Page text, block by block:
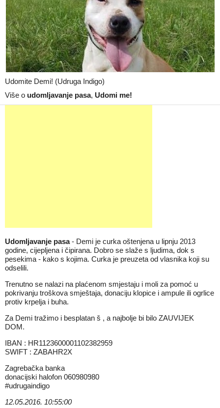
Udomite Demi! (Udruga Indigo)
Više o udomljavanje pasa, Udomi me!
Udomljavanje pasa- Demi je curka oštenjena u lipnju 2013
godine, cijepljena i čipirana. Dobro se slaže s ljudima, dok s
pesekima - kako s kojima. Curka je preuzeta od vlasnika koji su
odselili.
Trenutno se nalazi na plaćenom smjestaju i moli za pomoć u
pokrivanju troškova smještaja, donaciju klopice i ampule ili ogrlice
protiv krpelja i buha.
Za Demi tražimo i besplatan š , a najbolje bi bilo ZAUVIJEK
DOM.
IBAN : HR1123600001102382959
SWIFT : ZABAHR2X
Zagrebačka banka
donacijski halofon 060980980
#udrugaindigo
12.05.2016. 10:55:00